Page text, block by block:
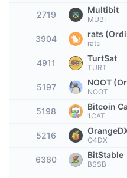
Plus performants
Les plus consultés
Sentiment de la
Marchés de prédiction
Tendances
Indicateurs du
Dominance Bitcoin
Indice
Flux des ETF
ETF sur les cryptos
Documentation
Intégrations IA
Hub des Agents
Place de marché
CMC Max
À la une
Bot Telegram
Promouvoir
Widgets du site
2719 Multibit
MUBI
3904 rats
rats
4911 TurtSat
TURT
5197 NOOT
NOOT
5198 Bitcoin
1CAT
5216 O4DX
6360 BitStable
BSSB